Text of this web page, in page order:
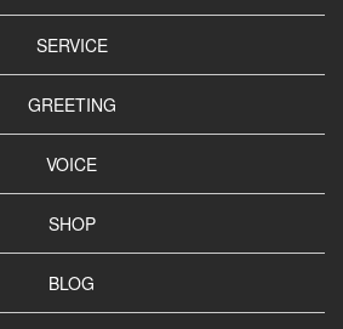
SERVICE
GREETING
VOICE
SHOP
BLOG